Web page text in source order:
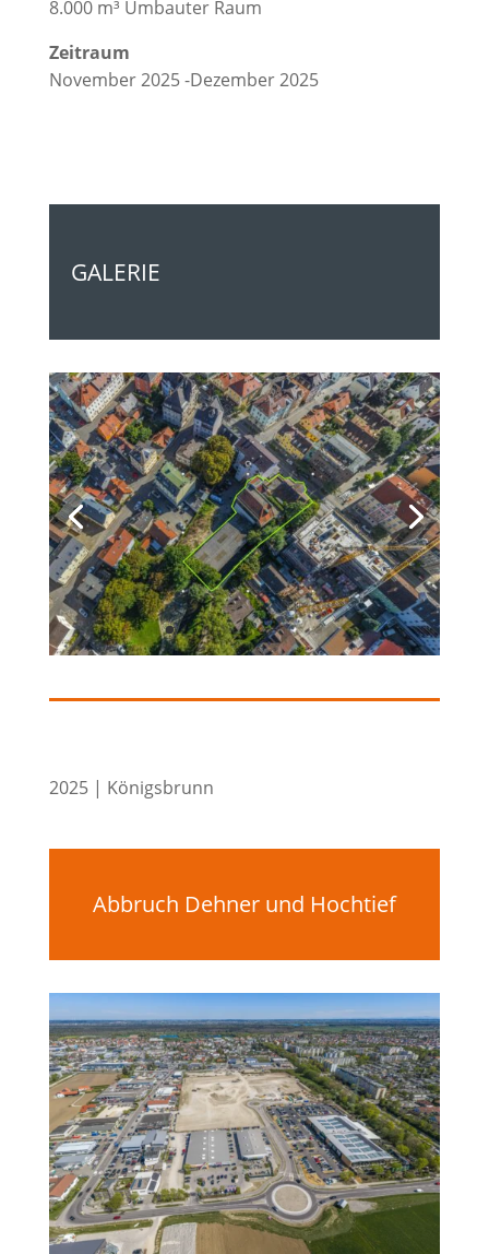
8.000 m³ Umbauter Raum
Zeitraum
November 2025 -Dezember 2025
GALERIE
2025 | Königsbrunn
Abbruch Dehner und Hochtief